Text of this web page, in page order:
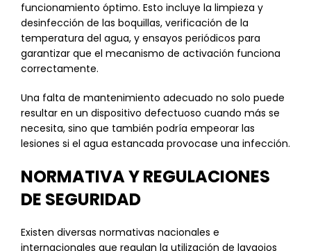
funcionamiento óptimo. Esto incluye la limpieza y
desinfección de las boquillas, verificación de la
temperatura del agua, y ensayos periódicos para
garantizar que el mecanismo de activación funciona
correctamente.
Una falta de mantenimiento adecuado no solo puede
resultar en un dispositivo defectuoso cuando más se
necesita, sino que también podría empeorar las
lesiones si el agua estancada provocase una infección.
NORMATIVA Y REGULACIONES
DE SEGURIDAD
Existen diversas normativas nacionales e
internacionales que regulan la utilización de lavaojos